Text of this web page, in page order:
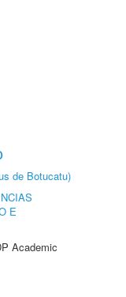
de Botucatu)
E
Academic